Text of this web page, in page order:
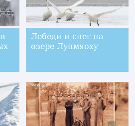
Лебеди и снег на
озере Лунмяоху